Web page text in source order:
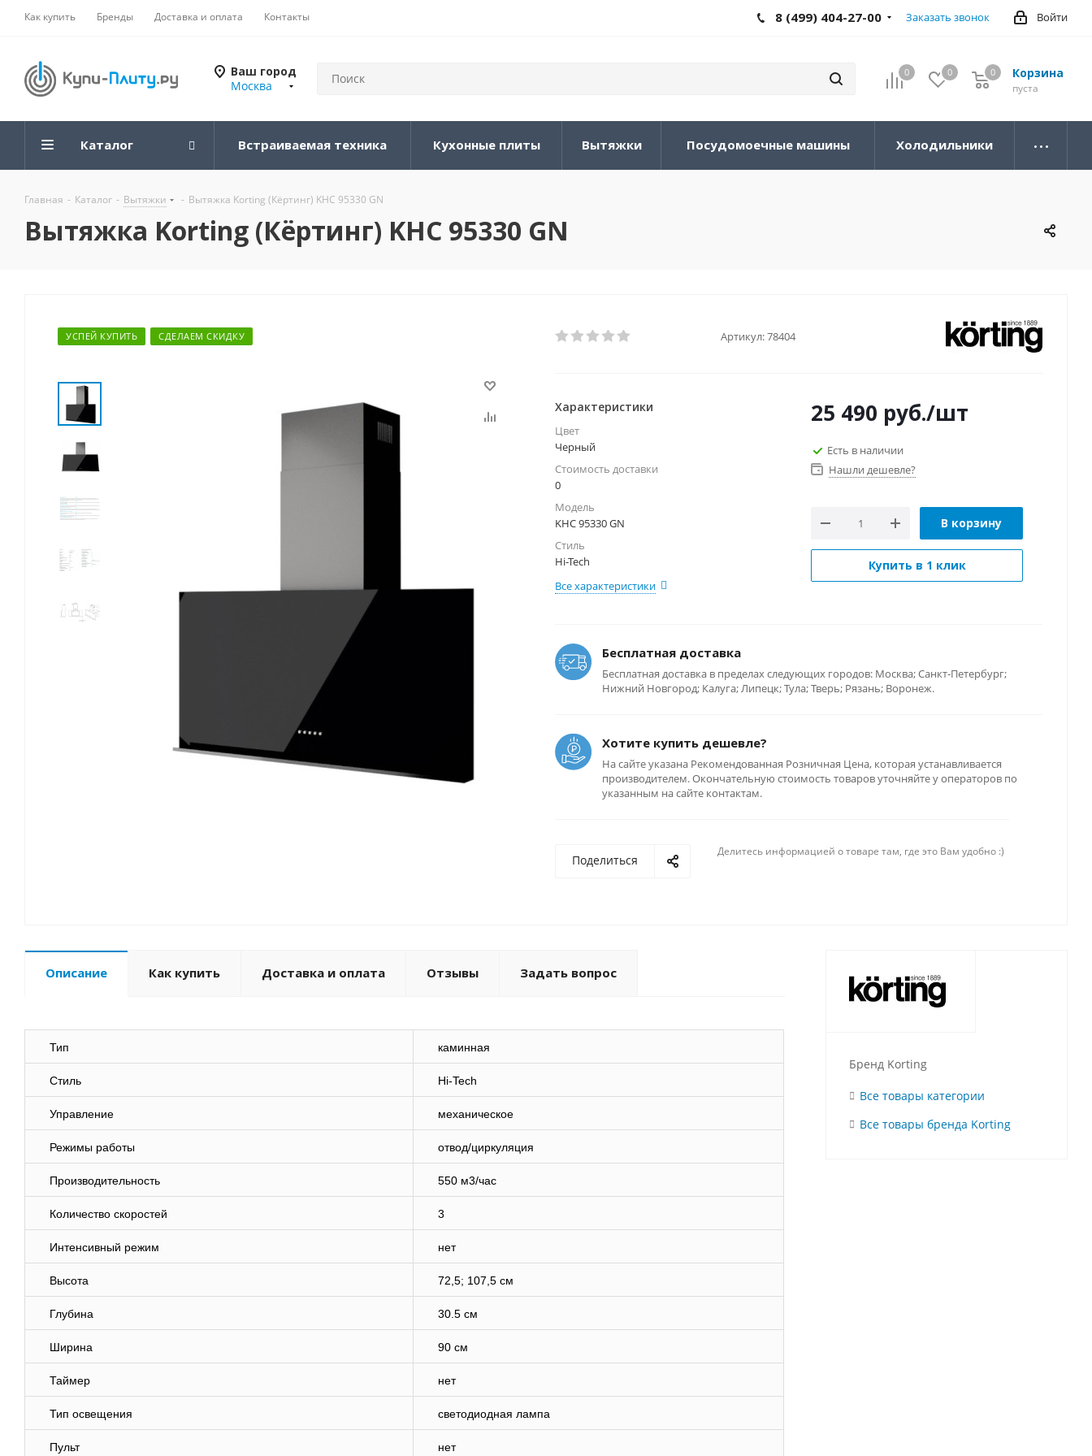
Как купить Бренды Доставка и оплата Контакты Войти
8 (499) 404-27-00 Заказать звонок
Ваш город
Москва
0 0 Корзина
0
пуста
0
Каталог Встраиваемая техника Кухонные плиты Вытяжки Посудомоечные машины Холодильники
Главная - Каталог - Вытяжки - Вытяжка Korting (Кёртинг) KHC 95330 GN
Вытяжка Korting (Кёртинг) KHC 95330 GN
УСПЕЙ КУПИТЬ СДЕЛАЕМ СКИДКУ Артикул:78404
Характеристики
Цвет
Черный
Стоимость доставки
0
Модель
KHC 95330 GN
Стиль
Hi-Tech
Все характеристики
25 490 руб./шт
Есть в наличии
Нашли дешевле?
В корзину
Купить в 1 клик
Бесплатная доставка
Бесплатная доставка в пределах следующих городов: Москва; Санкт-Петербург;
Нижний Новгород; Калуга; Липецк; Тула; Тверь; Рязань; Воронеж.
Хотите купить дешевле?
На сайте указана Рекомендованная Розничная Цена, которая устанавливается
производителем. Окончательную стоимость товаров уточняйте у операторов по
указанным на сайте контактам.
Поделиться
Делитесь информацией о товаре там, где это Вам удобно :)
Описание Как купить Доставка и оплата Отзывы Задать вопрос
Тип каминная
Стиль Hi-Tech
Управление механическое
Режимы работы отвод/циркуляция
Производительность 550 м3/час
Количество скоростей 3
Интенсивный режим нет
Высота 72,5; 107,5 см
Глубина 30.5 см
Ширина 90 см
Таймер нет
Тип освещения светодиодная лампа
Пульт нет
Бренд Korting
Все товары категории
Все товары бренда Korting